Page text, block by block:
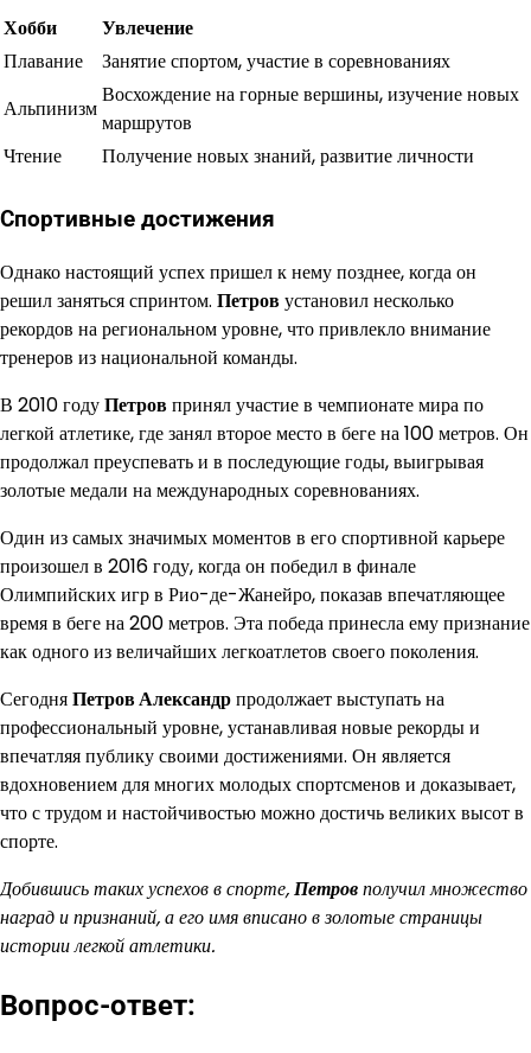
Хобби
Увлечение
Плавание
Занятие спортом, участие в соревнованиях
Альпинизм
Восхождение на горные вершины, изучение новых
маршрутов
Чтение
Получение новых знаний, развитие личности
Спортивные достижения
Однако настоящий успех пришел к нему позднее, когда он
решил заняться спринтом. Петровустановил несколько
рекордов на региональном уровне, что привлекло внимание
тренеров из национальной команды.
В 2010 годуПетровпринял участие в чемпионате мира по
легкой атлетике, где занял второе место в беге на 100 метров. Он
продолжал преуспевать и в последующие годы, выигрывая
золотые медали на международных соревнованиях.
Один из самых значимых моментов в его спортивной карьере
произошел в 2016 году, когда он победил в финале
Олимпийских игр в Рио-де-Жанейро, показав впечатляющее
время в беге на 200 метров. Эта победа принесла ему признание
как одного из величайших легкоатлетов своего поколения.
СегодняПетров Александрпродолжает выступать на
профессиональный уровне, устанавливая новые рекорды и
впечатляя публику своими достижениями. Он является
вдохновением для многих молодых спортсменов и доказывает,
что с трудом и настойчивостью можно достичь великих высот в
спорте.
Добившись таких успехов в спорте,Петровполучил множество
наград и признаний, а его имя вписано в золотые страницы
истории легкой атлетики.
Вопрос-ответ: